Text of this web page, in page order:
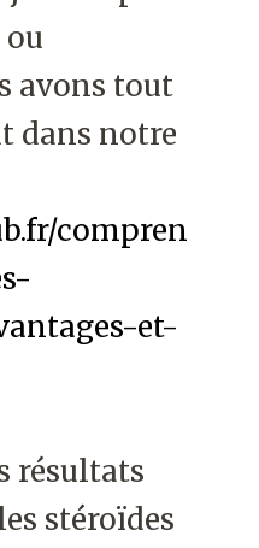
ou
avons tout
dans notre
compren
et-
résultats
stéroïdes